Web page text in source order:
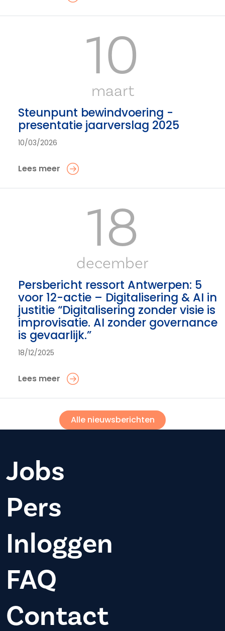
10
maart
Steunpunt bewindvoering -
presentatie jaarverslag 2025
10/03/2026
Lees meer
18
december
Persbericht ressort Antwerpen: 5
voor 12-actie – Digitalisering & AI in
justitie “Digitalisering zonder visie is
improvisatie. AI zonder governance
is gevaarlijk.”
18/12/2025
Lees meer
Alle nieuwsberichten
Jobs
Pers
Inloggen
FAQ
Contact